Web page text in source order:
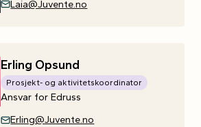
Laia@Juvente.no
Erling Opsund
Prosjekt- og aktivitetskoordinator
Ansvar for Edruss
Erling@Juvente.no